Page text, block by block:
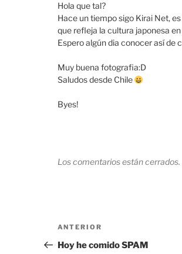
Hola que tal?
Hace un tiempo sigo Kirai Net,
que refleja la cultura japonesa
Espero algún dia conocer así de
Muy buena fotografia:D
Saludos desde Chile
Byes!
Los comentarios están cerrados.
Navegación
de
Entrada
anterior:
ANTERIOR
Hoy he comido SPAM